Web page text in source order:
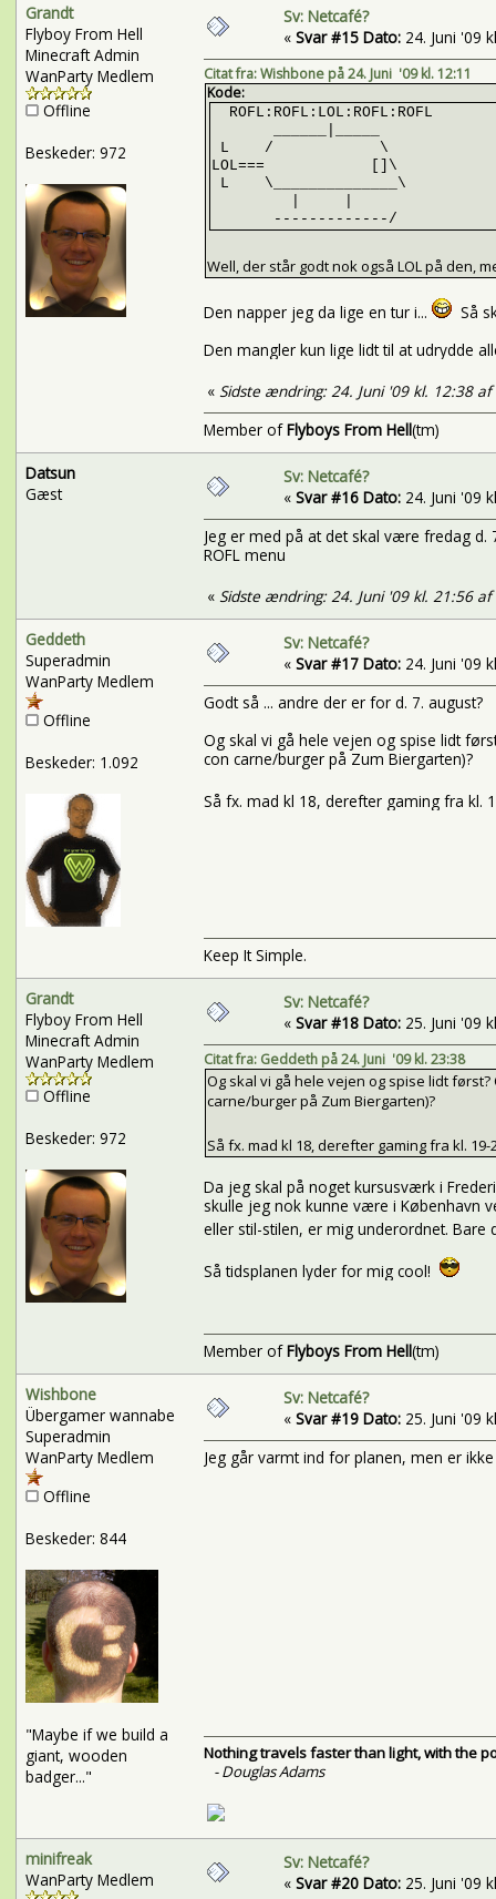
Grandt
Flyboy From Hell
Minecraft Admin
WanParty Medlem
Offline
Beskeder: 972
Sv: Netcafé?
« Svar #15 Dato:24. Juni '09
Citat fra: Wishbone på 24. Juni '09 kl. 12:11
Kode:
ROFL:ROFL:LOL:ROFL:ROFL
L / \
LOL=== []\
L \______________\
-------------/
Well, der står godt nok også LOL på den,
Den napper jeg da lige en tur i...
Så
Den mangler kun lige lidt til at udrydde
« Sidste ændring: 24. Juni '09 kl. 12:38
Member ofFlyboys From Hell(tm)
Datsun
Gæst
Sv: Netcafé?
« Svar #16 Dato:24. Juni '09
Jeg er med på at det skal være fredag d.
ROFL menu
« Sidste ændring: 24. Juni '09 kl. 21:56 af
Geddeth
Superadmin
WanParty Medlem
Offline
Beskeder: 1.092
Sv: Netcafé?
« Svar #17 Dato:24. Juni '09
Godt så ... andre der er for d. 7. august?
Og skal vi gå hele vejen og spise lidt
con carne/burger på Zum Biergarten)?
Så fx. mad kl 18, derefter gaming fra kl.
Keep It Simple.
Grandt
Flyboy From Hell
Minecraft Admin
WanParty Medlem
Offline
Beskeder: 972
Sv: Netcafé?
« Svar #18 Dato:25. Juni '09
Citat fra: Geddeth på 24. Juni '09 kl. 23:38
Og skal vi gå hele vejen og spise lidt
carne/burger på Zum Biergarten)?
Så fx. mad kl 18, derefter gaming fra kl.
Da jeg skal på noget kursusværk i
skulle jeg nok kunne være i København
eller stil-stilen, er mig underordnet.
Så tidsplanen lyder for mig cool!
Member ofFlyboys From Hell(tm)
Wishbone
Übergamer wannabe
Superadmin
WanParty Medlem
Offline
Beskeder: 844
"Maybe if we build a
giant, wooden
badger..."
Sv: Netcafé?
« Svar #19 Dato:25. Juni '09
Jeg går varmt ind for planen, men er
Nothing travels faster than light, with the
- Douglas Adams
minifreak
WanParty Medlem
Sv: Netcafé?
« Svar #20 Dato:25. Juni '09